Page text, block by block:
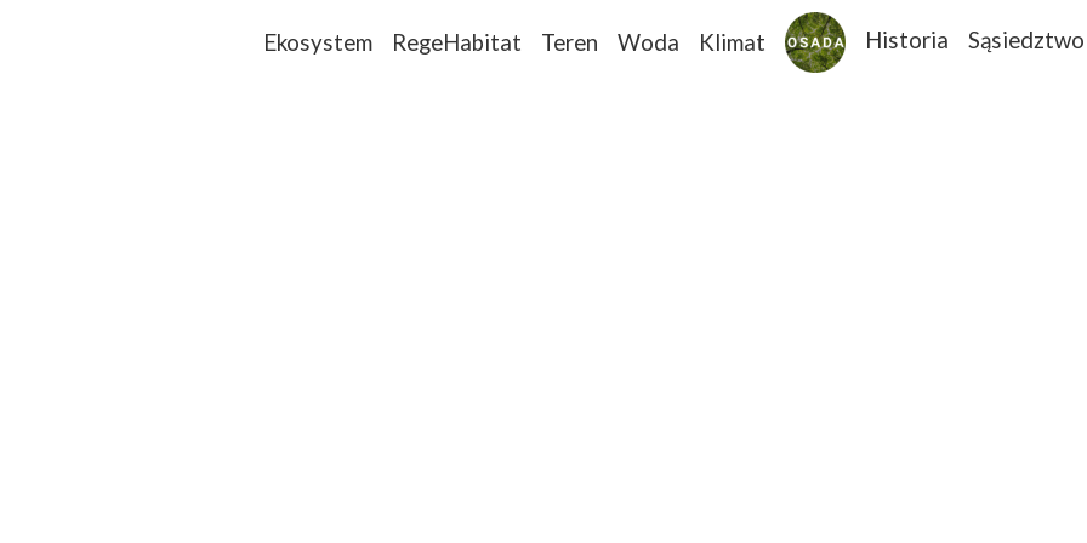
Ekosystem RegeHabitat Teren Woda Klimat Historia Sąsiedztwo